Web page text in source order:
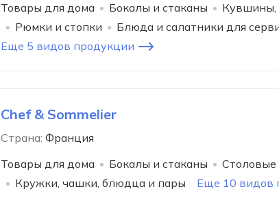
Товары для дома
Бокалы и стаканы
Кувшины,
Рюмки и стопки
Блюда и салатники для
Еще 5 видов продукции
Chef & Sommelier
Страна: Франция
Товары для дома
Бокалы и стаканы
Кружки, чашки, блюдца и пары
Еще 10 видов